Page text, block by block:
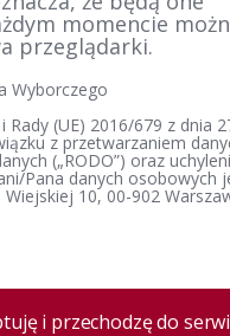
obwodowych
wyników
1 2
momencie
przeglądarki.
Wyborczego
(UE) 2016/679 z dnia
z przetwarzaniem
(„RODO”) oraz
Pana danych osobowych
10, 00-902
i przechodzę do